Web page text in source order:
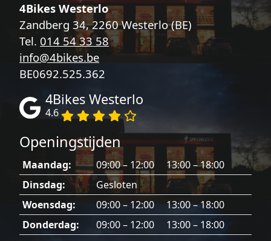
4Bikes Westerlo
Zandberg 34, 2260 Westerlo (BE)
Tel. 014 54 33 58
info@4bikes.be
BE0692.525.362
4Bikes Westerlo
4.6
Openingstijden
Maandag:
09:00 – 12:00 13:00 – 18:00
Dinsdag:
Gesloten
Woensdag:
09:00 – 12:00 13:00 – 18:00
Donderdag:
09:00 – 12:00 13:00 – 18:00